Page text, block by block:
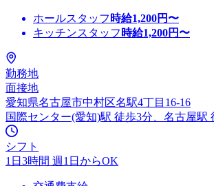
ホールスタッフ 時給1,200円〜
キッチンスタッフ 時給1,200円〜
勤務地
面接地
愛知県名古屋市中村区名駅4丁目16-16
国際センター(愛知)駅 徒歩3分、名古屋駅
シフト
1日3時間 週1日からOK